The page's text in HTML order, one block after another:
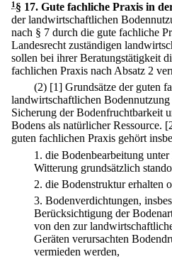
1 § 17. Gute fachliche Praxis in
der landwirtschaftlichen
nach § 7 durch die gute fachliche
Landesrecht zuständigen
sollen bei ihrer Beratungstätigkeit
fachlichen Praxis nach Absatz 2
(2) [1] Grundsätze der guten
landwirtschaftlichen
Sicherung der Bodenfruchtbarkeit
Bodens als natürlicher Ressource.
guten fachlichen Praxis gehört
1. die Bodenbearbeitung
Witterung grundsätzlich
2. die Bodenstruktur erhalten
3. Bodenverdichtungen,
Berücksichtigung der
von den zur
Geräten verursachten
vermieden werden,